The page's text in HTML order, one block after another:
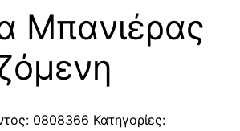
Μπανιέρας
0808366 Κατηγορίες: